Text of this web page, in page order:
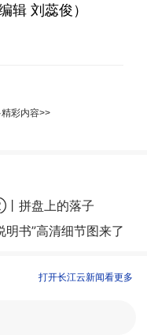
辑 刘蕊俊）
彩内容>>
拼盘上的落子
书”高清细节图来了
打开长江云新闻看更多